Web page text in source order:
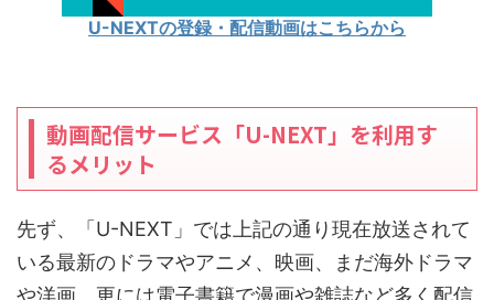
U-NEXTの登録・配信動画はこちらから
動画配信サービス「U-NEXT」を利用す
るメリット
先ず、「U-NEXT」では上記の通り現在放送されて
いる最新のドラマやアニメ、映画、まだ海外ドラマ